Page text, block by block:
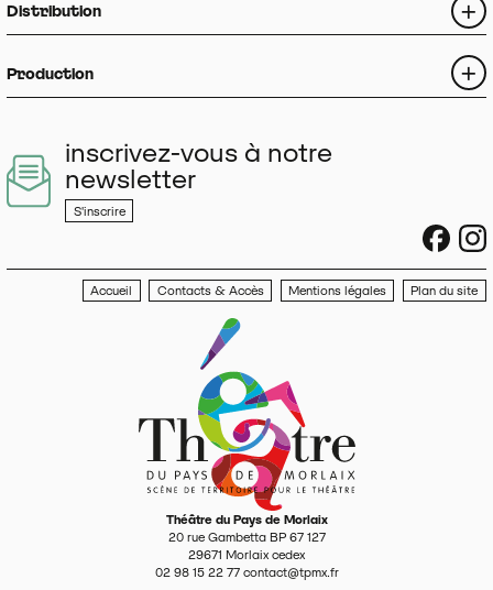
Distribution
Production
inscrivez-vous à notre
newsletter
S'inscrire
Accueil Contacts & Accès Mentions légales Plan du site
Théâtre du Pays de Morlaix
20 rue Gambetta BP 67 127
29671 Morlaix cedex
02 98 15 22 77 contact@tpmx.fr